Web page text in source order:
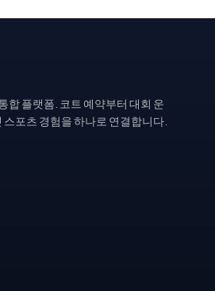
합 플랫폼. 코트 예약부터 대회 운
포츠 경험을 하나로 연결합니다.